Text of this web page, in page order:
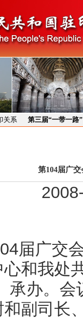
关系 第三届“一带一路
第104届广
广交会
和我处
承办。
副司长